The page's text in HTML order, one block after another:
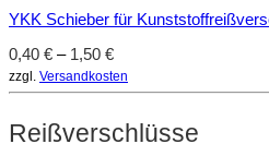
YKK Schieber für
0,40 € – 1,50 €
zzgl. Versandkosten
Reißverschlüsse